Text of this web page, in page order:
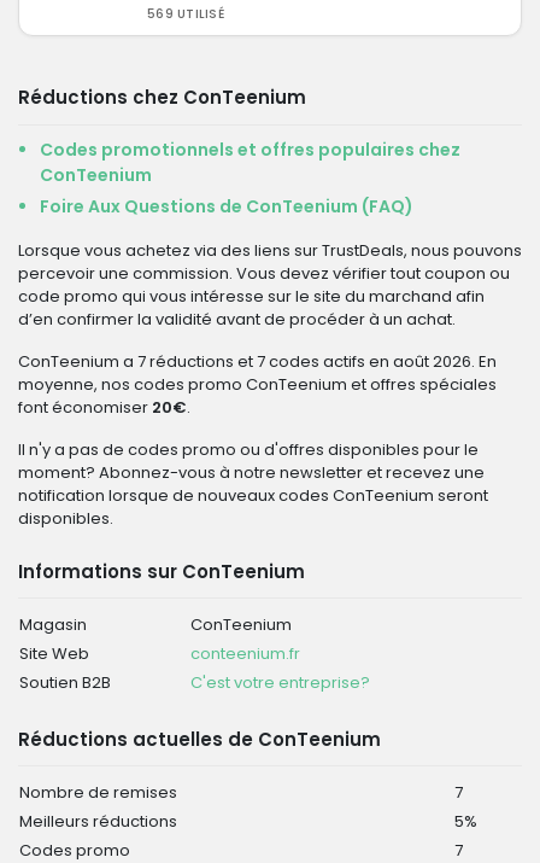
569 UTILISÉ
Réductions chez ConTeenium
Codes promotionnels et offres populaires chez
ConTeenium
Foire Aux Questions de ConTeenium (FAQ)
Lorsque vous achetez via des liens sur TrustDeals, nous pouvons
percevoir une commission. Vous devez vérifier tout coupon ou
code promo qui vous intéresse sur le site du marchand afin
d’en confirmer la validité avant de procéder à un achat.
ConTeenium a 7 réductions et 7 codes actifs en août 2026. En
moyenne, nos codes promo ConTeenium et offres spéciales
font économiser 20€.
Il n'y a pas de codes promo ou d'offres disponibles pour le
moment? Abonnez-vous à notre newsletter et recevez une
notification lorsque de nouveaux codes ConTeenium seront
disponibles.
Informations sur ConTeenium
Magasin
ConTeenium
Site Web
conteenium.fr
Soutien B2B
C'est votre entreprise?
Réductions actuelles de ConTeenium
Nombre de remises
7
Meilleurs réductions
5%
Codes promo
7